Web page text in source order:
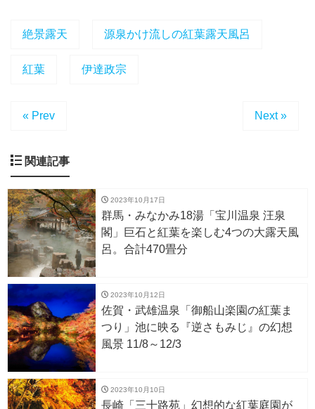
絶景露天 源泉かけ流しの紅葉露天風呂
紅葉 伊達政宗
« Prev Next »
関連記事
2023年10月17日
群馬・みなかみ18湯「宝川温泉 汪泉
閣」巨石と紅葉を楽しむ4つの大露天風
呂。合計470畳分
2023年10月12日
佐賀・武雄温泉「御船山楽園の紅葉ま
つり」池に映る『逆さもみじ』の幻想
風景 11/8～12/3
2023年10月10日
長崎「三十路苑」幻想的な紅葉庭園が